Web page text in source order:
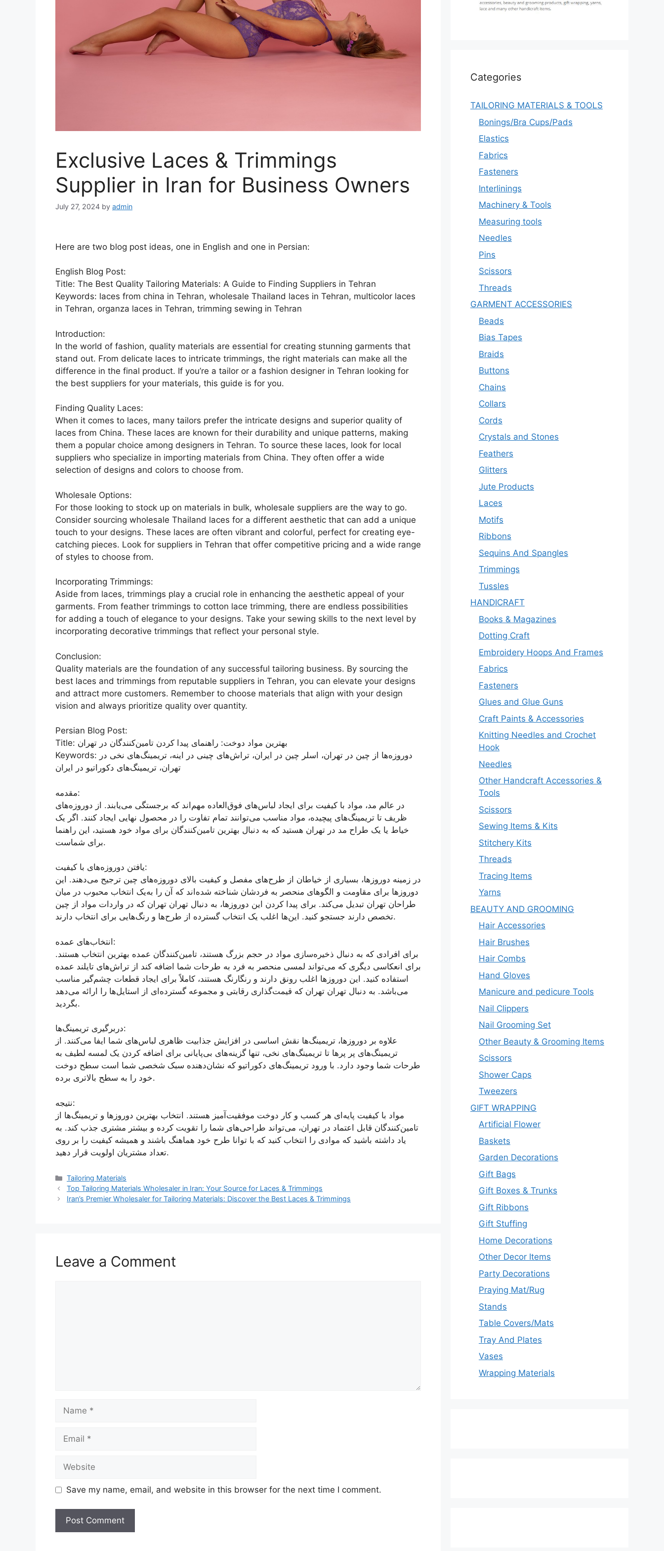
Exclusive Laces & Trimmings
Supplier in Iran for Business Owners
July 27, 2024 by admin
Here are two blog post ideas, one in English and one in Persian:
English Blog Post:
Title: The Best Quality Tailoring Materials: A Guide to Finding Suppliers in Tehran
Keywords: laces from china in Tehran, wholesale Thailand laces in Tehran, multicolor laces
in Tehran, organza laces in Tehran, trimming sewing in Tehran
Introduction:
In the world of fashion, quality materials are essential for creating stunning garments that
stand out. From delicate laces to intricate trimmings, the right materials can make all the
difference in the final product. If you’re a tailor or a fashion designer in Tehran looking for
the best suppliers for your materials, this guide is for you.
Finding Quality Laces:
When it comes to laces, many tailors prefer the intricate designs and superior quality of
laces from China. These laces are known for their durability and unique patterns, making
them a popular choice among designers in Tehran. To source these laces, look for local
suppliers who specialize in importing materials from China. They often offer a wide
selection of designs and colors to choose from.
Wholesale Options:
For those looking to stock up on materials in bulk, wholesale suppliers are the way to go.
Consider sourcing wholesale Thailand laces for a different aesthetic that can add a unique
touch to your designs. These laces are often vibrant and colorful, perfect for creating eye-
catching pieces. Look for suppliers in Tehran that offer competitive pricing and a wide range
of styles to choose from.
Incorporating Trimmings:
Aside from laces, trimmings play a crucial role in enhancing the aesthetic appeal of your
garments. From feather trimmings to cotton lace trimming, there are endless possibilities
for adding a touch of elegance to your designs. Take your sewing skills to the next level by
incorporating decorative trimmings that reflect your personal style.
Conclusion:
Quality materials are the foundation of any successful tailoring business. By sourcing the
best laces and trimmings from reputable suppliers in Tehran, you can elevate your designs
and attract more customers. Remember to choose materials that align with your design
vision and always prioritize quality over quantity.
Persian Blog Post:
Title: بهترین مواد دوخت: راهنمای پیدا کردن تامین‌کنندگان در تهران
Keywords: دوروزه‌ها از چین در تهران، اسلر چین در ایران، تراش‌های چینی در اینه، تریمینگ‌های نخی در
تهران، تریمینگ‌های دکوراتیو در ایران
مقدمه:
در عالم مد، مواد با کیفیت برای ایجاد لباس‌های فوق‌العاده مهم‌اند که برجستگی می‌یابند. از دوروزه‌های
ظریف تا تریمینگ‌های پیچیده، مواد مناسب می‌توانند تمام تفاوت را در محصول نهایی ایجاد کنند. اگر یک
خیاط یا یک طراح مد در تهران هستید که به دنبال بهترین تامین‌کنندگان برای مواد خود هستید، این راهنما
برای شماست.
یافتن دوروزه‌های با کیفیت:
در زمینه دوروزها، بسیاری از خیاطان از طرح‌های مفصل و کیفیت بالای دوروزه‌های چین ترجیح می‌دهند. این
دوروزها برای مقاومت و الگوهای منحصر به فردشان شناخته شده‌اند که آن را به‌یک انتخاب محبوب در میان
طراحان تهران تبدیل می‌کند. برای پیدا کردن این دوروزها، به دنبال تهران تهران که در واردات مواد از چین
تخصص دارند جستجو کنید. این‌ها اغلب یک انتخاب گسترده از طرح‌ها و رنگ‌هایی برای انتخاب دارند.
انتخاب‌های عمده:
برای افرادی که به دنبال ذخیره‌سازی مواد در حجم بزرگ هستند، تامین‌کنندگان عمده بهترین انتخاب هستند.
برای انعکاسی دیگری که می‌تواند لمسی منحصر به فرد به طرحات شما اضافه کند از تراش‌های تایلند عمده
استفاده کنید. این دوروزها اغلب رونق دارند و رنگارنگ هستند، کاملاً برای ایجاد قطعات چشم‌گیر مناسب
می‌باشد. به دنبال تهران تهران که قیمت‌گذاری رقابتی و مجموعه گسترده‌ای از استایل‌ها را ارائه می‌دهد
بگردید.
دربرگیری تریمینگ‌ها:
علاوه بر دوروزها، تریمینگ‌ها نقش اساسی در افزایش جذابیت ظاهری لباس‌های شما ایفا می‌کنند. از
تریمینگ‌های پر پرها تا تریمینگ‌های نخی، تنها گزینه‌های بی‌پایانی برای اضافه کردن یک لمسه لطیف به
طرحات شما وجود دارد. با ورود تریمینگ‌های دکوراتیو که نشان‌دهنده سبک شخصی شما است سطح دوخت
خود را به سطح بالاتری برده.
نتیجه:
مواد با کیفیت پایه‌ای هر کسب و کار دوخت موفقیت‌آمیز هستند. انتخاب بهترین دوروزها و تریمینگ‌ها از
تامین‌کنندگان قابل اعتماد در تهران، می‌تواند طراحی‌های شما را تقویت کرده و بیشتر مشتری جذب کند. به
یاد داشته باشید که موادی را انتخاب کنید که با توانا طرح خود هماهنگ باشند و همیشه کیفیت را بر روی
تعداد مشتریان اولویت قرار دهید.
Categories
Tailoring Materials
Top Tailoring Materials Wholesaler in Iran: Your Source for Laces & Trimmings
Iran’s Premier Wholesaler for Tailoring Materials: Discover the Best Laces & Trimmings
Leave a Comment
Name
Email
Website
Save my name, email, and website in this browser for the next time I comment.
Categories
TAILORING MATERIALS & TOOLS
Bonings/Bra Cups/Pads
Elastics
Fabrics
Fasteners
Interlinings
Machinery & Tools
Measuring tools
Needles
Pins
Scissors
Threads
GARMENT ACCESSORIES
Beads
Bias Tapes
Braids
Buttons
Chains
Collars
Cords
Crystals and Stones
Feathers
Glitters
Jute Products
Laces
Motifs
Ribbons
Sequins And Spangles
Trimmings
Tussles
HANDICRAFT
Books & Magazines
Dotting Craft
Embroidery Hoops And Frames
Fabrics
Fasteners
Glues and Glue Guns
Craft Paints & Accessories
Knitting Needles and Crochet
Hook
Needles
Other Handcraft Accessories &
Tools
Scissors
Sewing Items & Kits
Stitchery Kits
Threads
Tracing Items
Yarns
BEAUTY AND GROOMING
Hair Accessories
Hair Brushes
Hair Combs
Hand Gloves
Manicure and pedicure Tools
Nail Clippers
Nail Grooming Set
Other Beauty & Grooming Items
Scissors
Shower Caps
Tweezers
GIFT WRAPPING
Artificial Flower
Baskets
Garden Decorations
Gift Bags
Gift Boxes & Trunks
Gift Ribbons
Gift Stuffing
Home Decorations
Other Decor Items
Party Decorations
Praying Mat/Rug
Stands
Table Covers/Mats
Tray And Plates
Vases
Wrapping Materials